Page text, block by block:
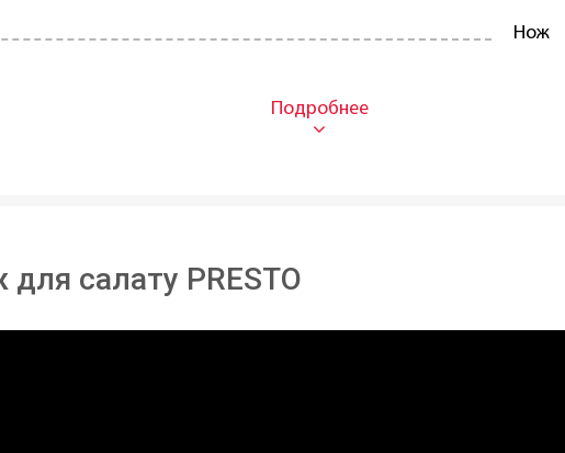
Нож
салату PRESTO